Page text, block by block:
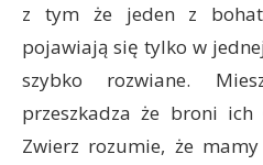
z tym że jeden z
pojawiają się tylko w
szybko rozwiane.
przeszkadza że broni ich
Zwierz rozumie, że